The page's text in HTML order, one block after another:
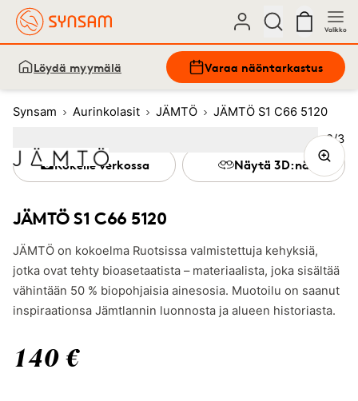
Valikko
Löydä myymälä Varaa näöntarkastus
Synsam Aurinkolasit JÄMTÖ JÄMTÖ S1 C66 5120
JÄMTÖ S1 C66 5120
JÄMTÖ on kokoelma Ruotsissa valmistettuja kehyksiä,
jotka ovat tehty bioasetaatista – materiaalista, joka sisältää
vähintään 50 % biopohjaisia ainesosia. Muotoilu on saanut
inspiraationsa Jämtlannin luonnosta ja alueen historiasta.
140 €
Kokeile verkossa Näytä 3D:nä
Kuva
2/3
Image1 3